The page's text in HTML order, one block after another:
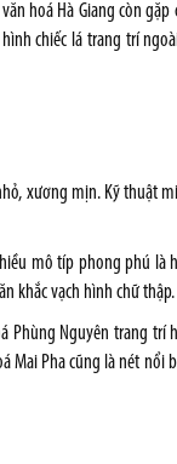
hoá Hà Giang còn gặp
chiếc lá trang trí
xương mịn. Kỹ thuật
mô típ phong phú là
khắc vạch hình chữ thập.
Phùng Nguyên trang trí
Mai Pha cũng là nét nổi